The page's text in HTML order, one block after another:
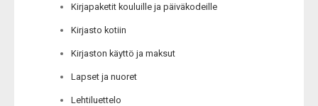
Kirjapaketit kouluille ja päiväkodeille
Kirjasto kotiin
Kirjaston käyttö ja maksut
Lapset ja nuoret
Lehtiluettelo